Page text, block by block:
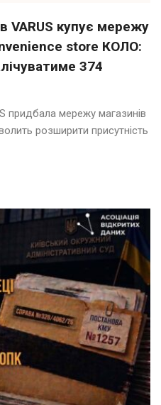
VARUS купує мережу
store КОЛО:
374
придбала мережу магазинів
розширити присутність